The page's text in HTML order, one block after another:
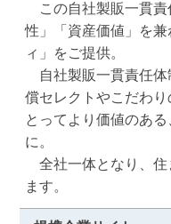
この自社製販一貫責
性」「資産価値」を
ィ」をご提供。
自社製販一貫責任体
償セレクトやこだわ
とってより価値のあ
に。
全社一体となり、住
ます。